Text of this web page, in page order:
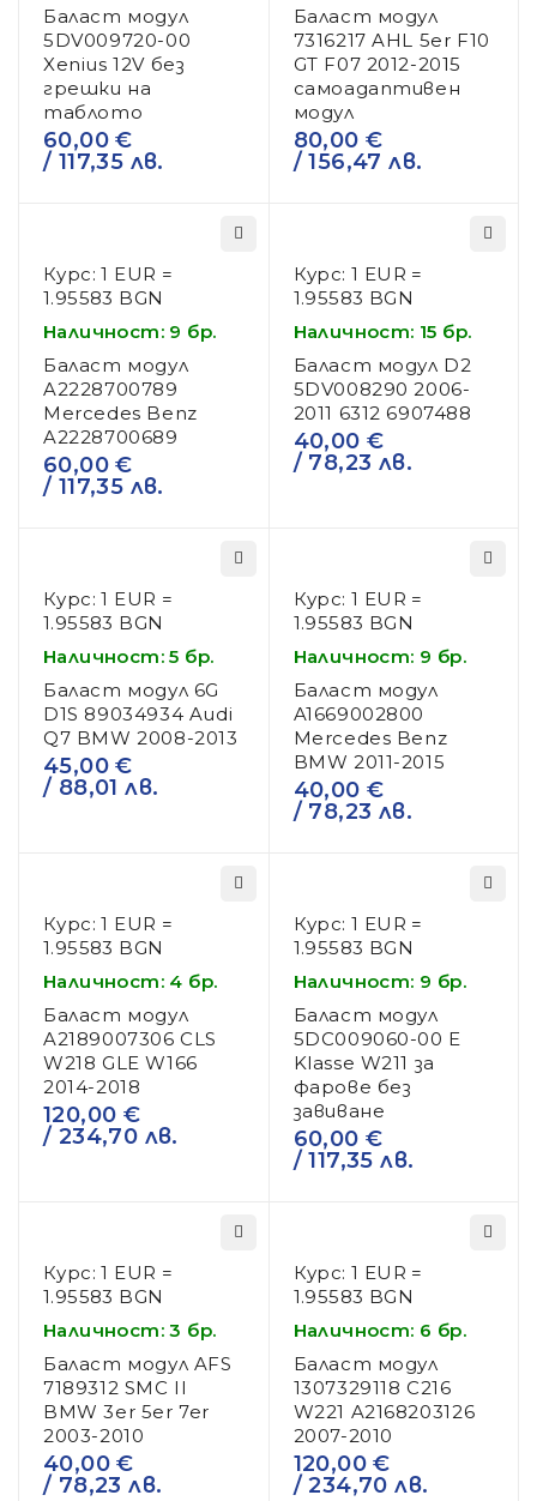
Баласт модул
5DV009720-00
Xenius 12V без
грешки на
таблото
60,00€
/ 117,35 лв.
Баласт модул
7316217 AHL 5er F10
GT F07 2012-2015
самоадаптивен
модул
80,00 €
/ 156,47 лв.
Курс: 1 EUR =
1.95583 BGN
Наличност: 9 бр.
Баласт модул
A2228700789
Mercedes Benz
A2228700689
60,00€
/ 117,35 лв.
Курс: 1 EUR =
1.95583 BGN
Наличност: 15 бр.
Баласт модул D2
5DV008290 2006-
2011 6312 6907488
40,00 €
/ 78,23 лв.
Курс: 1 EUR =
1.95583 BGN
Наличност: 5 бр.
Баласт модул 6G
D1S 89034934 Audi
Q7 BMW 2008-2013
45,00€
/ 88,01 лв.
Курс: 1 EUR =
1.95583 BGN
Наличност: 9 бр.
Баласт модул
A1669002800
Mercedes Benz
BMW 2011-2015
40,00 €
/ 78,23 лв.
Курс: 1 EUR =
1.95583 BGN
Наличност: 4 бр.
Баласт модул
A2189007306 CLS
W218 GLE W166
2014-2018
120,00 €
/ 234,70 лв.
Курс: 1 EUR =
1.95583 BGN
Наличност: 9 бр.
Баласт модул
5DC009060-00 E
Klasse W211 за
фарове без
завиване
60,00 €
/ 117,35 лв.
Курс: 1 EUR =
1.95583 BGN
Наличност: 3 бр.
Баласт модул AFS
7189312 SMC II
BMW 3er 5er 7er
2003-2010
40,00€
/ 78,23 лв.
Курс: 1 EUR =
1.95583 BGN
Наличност: 6 бр.
Баласт модул
1307329118 C216
W221 A2168203126
2007-2010
120,00€
/ 234,70 лв.